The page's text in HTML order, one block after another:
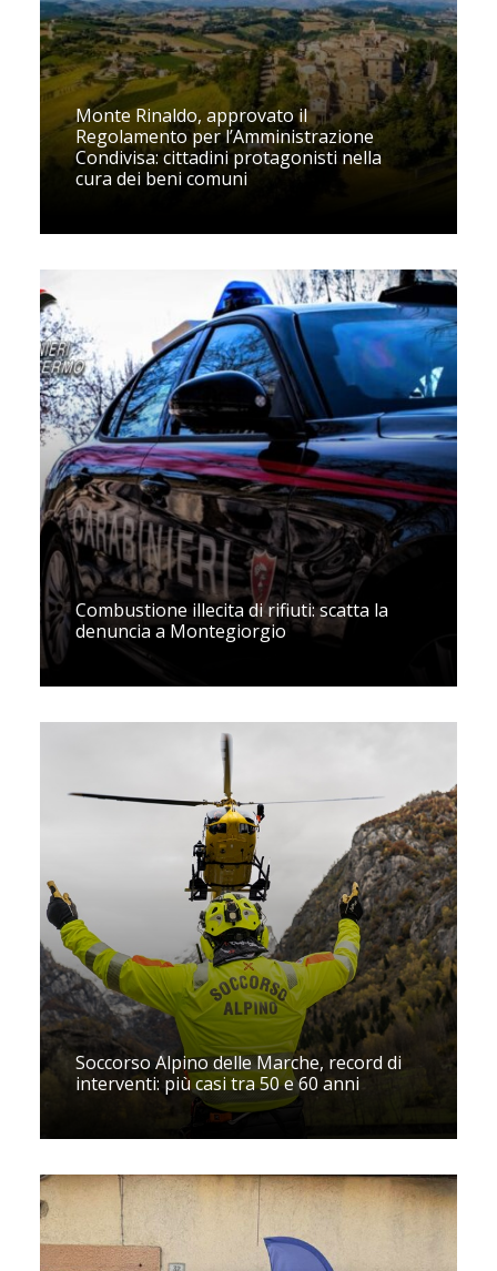
Monte Rinaldo, approvato il
Regolamento per l’Amministrazione
Condivisa: cittadini protagonisti nella
cura dei beni comuni
Combustione illecita di rifiuti: scatta la
denuncia a Montegiorgio
Soccorso Alpino delle Marche, record di
interventi: più casi tra 50 e 60 anni